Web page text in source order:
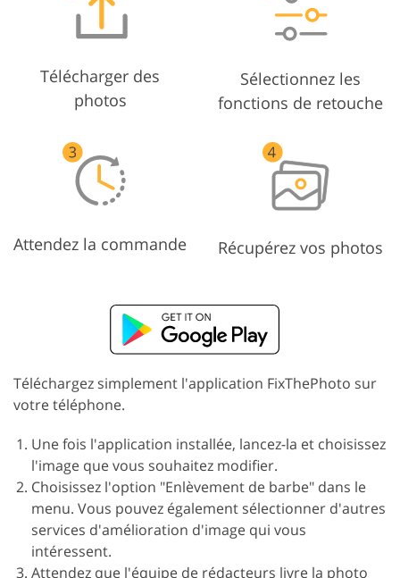
Télécharger des
photos
Sélectionnez les
fonctions de retouche
Attendez la commande Récupérez vos photos
Téléchargez simplement l'application FixThePhoto sur
votre téléphone.
Une fois l'application installée, lancez-la et choisissez
l'image que vous souhaitez modifier.
Choisissez l'option "Enlèvement de barbe" dans le
menu. Vous pouvez également sélectionner d'autres
services d'amélioration d'image qui vous
intéressent.
Attendez que l'équipe de rédacteurs livre la photo